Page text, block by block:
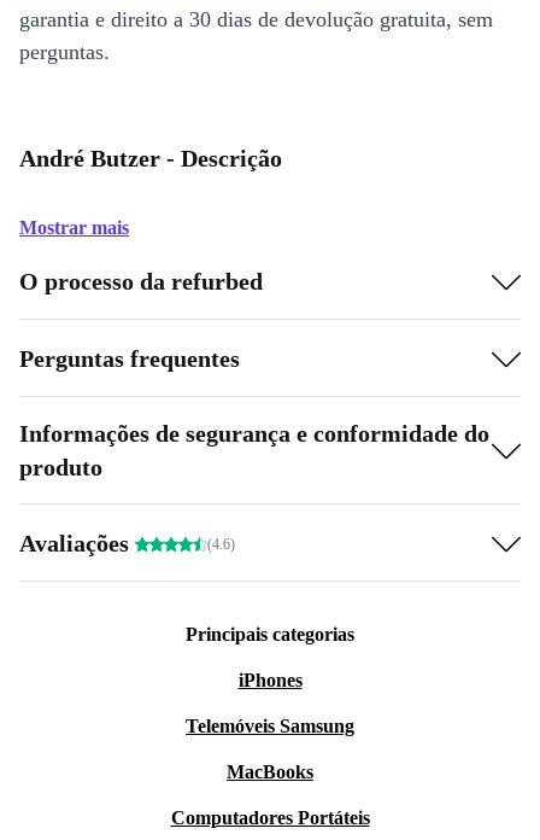
garantia e direito a 30 dias de devolução gratuita, sem
perguntas.
André Butzer - Descrição
Mostrar mais
O processo da refurbed
Perguntas frequentes
Informações de segurança e conformidade do
produto
Avaliações (4.6)
Principais categorias
iPhones
Telemóveis Samsung
MacBooks
Computadores Portáteis